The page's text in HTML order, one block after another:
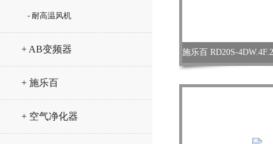
- 耐高温风机
+ AB变频器
+ 施乐百
+ 空气净化器